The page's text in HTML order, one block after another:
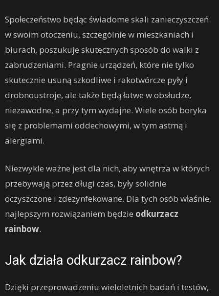
Społeczeństwo będąc świadome skali zanieczyszczeń
w swoim otoczeniu, szczególnie w mieszkaniach i
biurach, poszukuje skutecznych sposób do walki z
zabrudzeniami. Pragnie urządzeń, które nie tylko
skutecznie usuną szkodliwe i rakotwórcze pyły i
drobnoustroje, ale także będą łatwe w obsłudze,
niezawodne, a przy tym wydajne. Wiele osób boryka
się z problemami oddechowymi, w tym astmą i
alergiami.
Niezwykle ważne jest dla nich, aby wnętrza w których
przebywają przez długi czas, były solidnie
oczyszczone i zdezynfekowane. Dla tych osób właśnie,
najlepszym rozwiązaniem będzie odkurzacz
rainbow.
Jak działa odkurzacz rainbow?
Dzięki przeprowadzeniu wieloletnich badań i testów,